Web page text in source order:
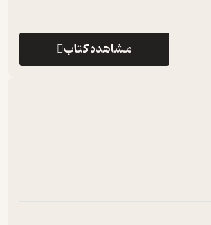
مشاهده کتاب